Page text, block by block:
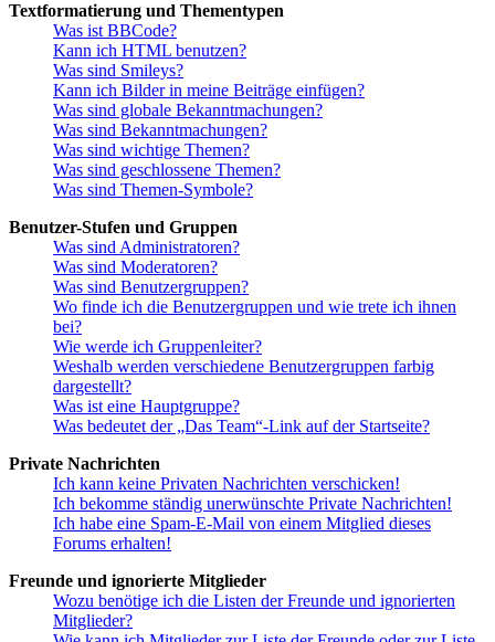
Textformatierung und Thementypen
Was ist BBCode?
Kann ich HTML benutzen?
Was sind Smileys?
Kann ich Bilder in meine Beiträge einfügen?
Was sind globale Bekanntmachungen?
Was sind Bekanntmachungen?
Was sind wichtige Themen?
Was sind geschlossene Themen?
Was sind Themen-Symbole?
Benutzer-Stufen und Gruppen
Was sind Administratoren?
Was sind Moderatoren?
Was sind Benutzergruppen?
Wo finde ich die Benutzergruppen und wie trete ich ihnen
bei?
Wie werde ich Gruppenleiter?
Weshalb werden verschiedene Benutzergruppen farbig
dargestellt?
Was ist eine Hauptgruppe?
Was bedeutet der „Das Team“-Link auf der Startseite?
Private Nachrichten
Ich kann keine Privaten Nachrichten verschicken!
Ich bekomme ständig unerwünschte Private Nachrichten!
Ich habe eine Spam-E-Mail von einem Mitglied dieses
Forums erhalten!
Freunde und ignorierte Mitglieder
Wozu benötige ich die Listen der Freunde und ignorierten
Mitglieder?